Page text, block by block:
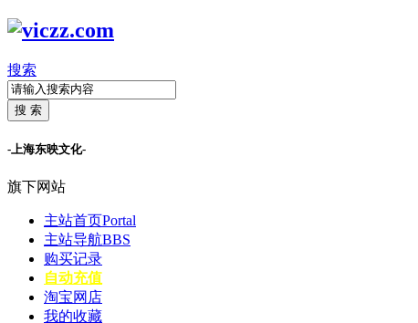
搜索
搜 索
-上海东映文化-
旗下网站
主站首页Portal
主站导航BBS
购买记录
自动充值
淘宝网店
我的收藏